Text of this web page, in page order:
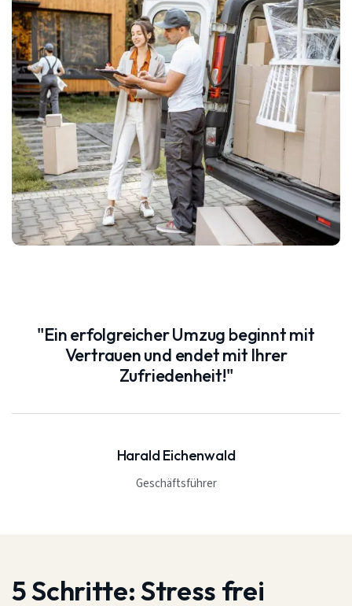
"Ein erfolgreicher Umzug beginnt mit
Vertrauen und endet mit Ihrer
Zufriedenheit!"
Harald Eichenwald
Geschäftsführer
5 Schritte:Stress frei